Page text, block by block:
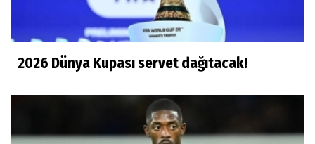
2026 Dünya Kupası servet dağıtacak!